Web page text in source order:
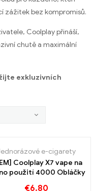
zážitek bez kompromisů.
Coolplay přináší,
chutě a maximální
exkluzivních
e-cigarety
Coolplay X7 vape na
použití 4000 Obláčky
€6.80